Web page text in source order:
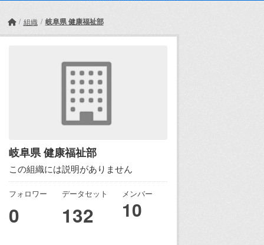
組織 岐阜県 健康福祉部
岐阜県 健康福祉部
この組織には説明がありません
フォロワー
0
データセット
132
メンバー
10